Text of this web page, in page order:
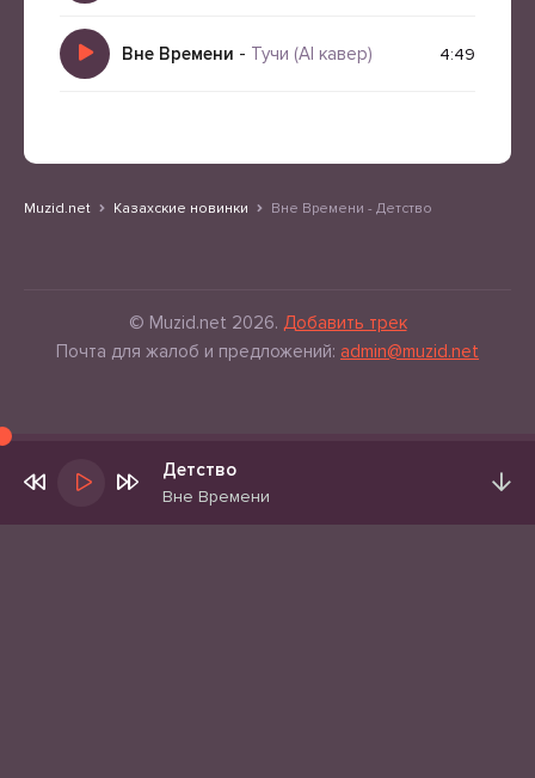
Вне Времени - Тучи (AI кавер) 4:49
Muzid.net Казахские новинки Вне Времени - Детство
© Muzid.net 2026. Добавить трек
Почта для жалоб и предложений: admin@muzid.net
Детство
Вне Времени